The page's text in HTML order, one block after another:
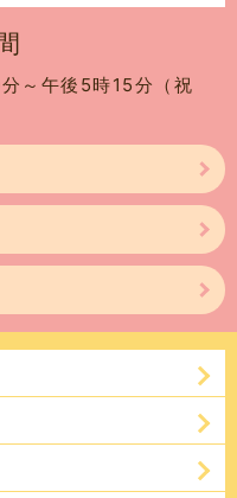
～午後5時15分（祝